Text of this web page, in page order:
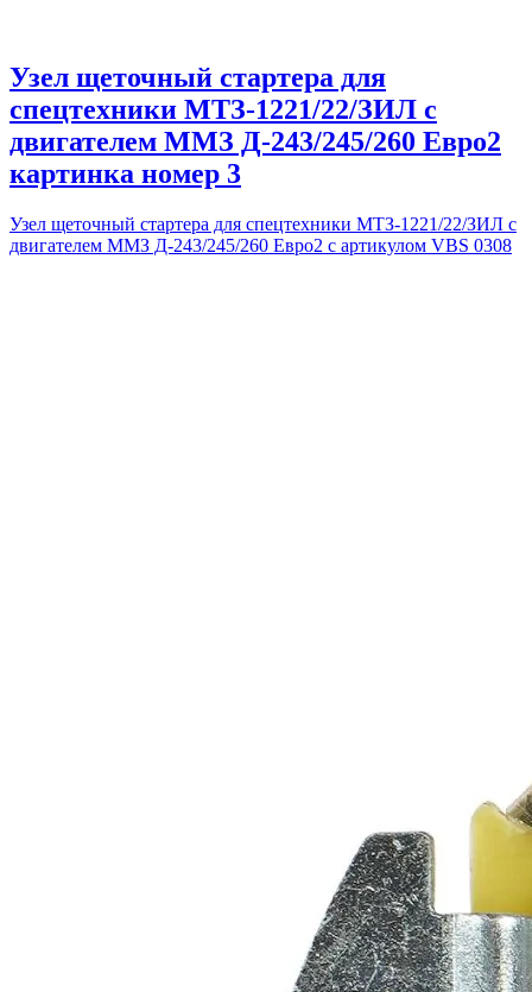
Узел щеточный стартера для
спецтехники МТЗ-1221/22/ЗИЛ с
двигателем ММЗ Д-243/245/260 Евро2
картинка номер 3
Узел щеточный стартера для спецтехники МТЗ-1221/22/ЗИЛ с
двигателем ММЗ Д-243/245/260 Евро2 с артикулом VBS 0308